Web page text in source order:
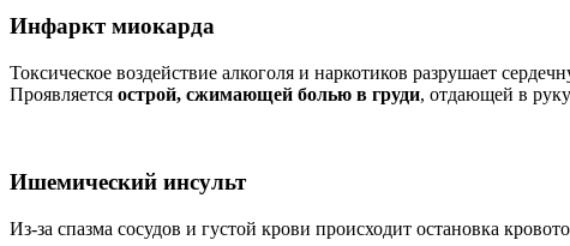
Инфаркт миокарда
Токсическое воздействие алкоголя и наркотиков разрушает
Проявляется острой, сжимающей болью в груди, отдающей в
Ишемический инсульт
Из-за спазма сосудов и густой крови происходит остановка